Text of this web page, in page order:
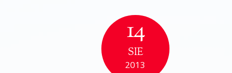
14
SIE
2013